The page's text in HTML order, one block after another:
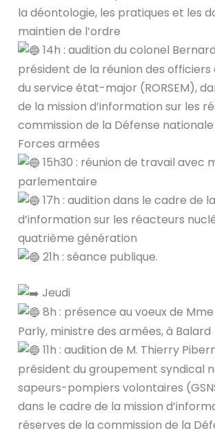
la déontologie, les pratiques et les
maintien de l’ordre
14h : audition du colonel
président de la réunion des officiers
du service état-major (RORSEM),
de la mission d’information sur les
commission de la Défense
Forces armées
15h30 : réunion de travail avec
parlementaire
17h : audition dans le cadre de
d’information sur les réacteurs
quatrième génération
21h : séance publique.
Jeudi
8h : présence au voeux de
Parly, ministre des armées, à Balard
11h : audition de M. Thierry
président du groupement syndical
sapeurs-pompiers volontaires
dans le cadre de la mission
réserves de la commission de la